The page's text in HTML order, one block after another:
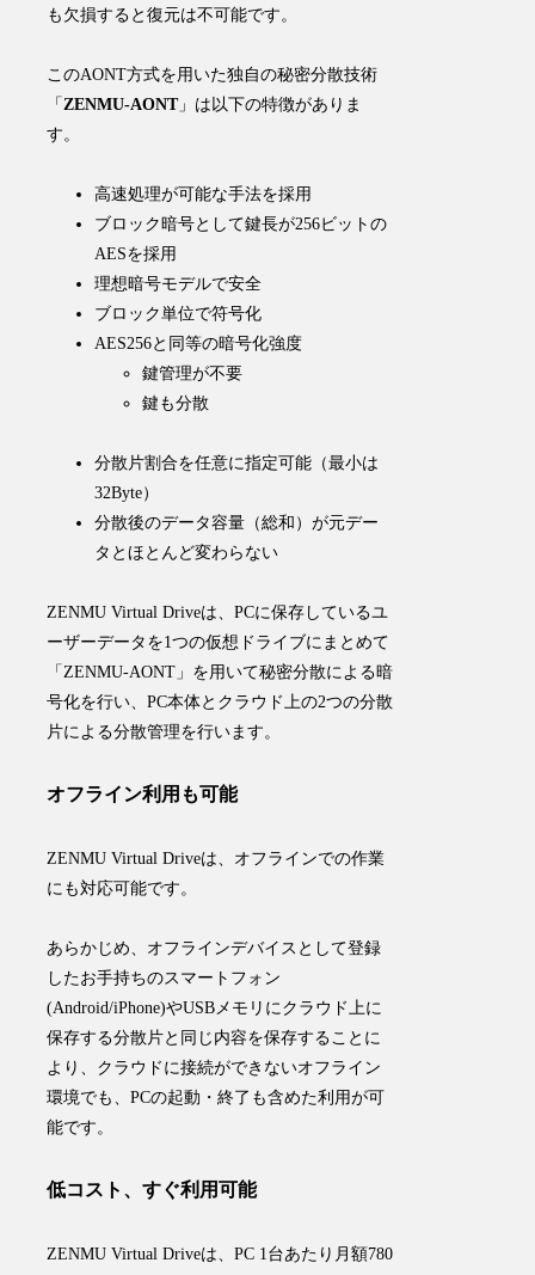
も欠損すると復元は不可能です。
このAONT方式を用いた独自の秘密分散技術
「 ZENMU-AONT」 は以下の特徴がありま
す。
高速処理が可能な手法を採用
ブロック暗号として鍵長が256ビットの
AESを採用
理想暗号モデルで安全
ブロック単位で符号化
AES256と同等の暗号化強度
鍵管理が不要
鍵も分散
分散片割合を任意に指定可能（最小は
32Byte）
分散後のデータ容量（総和）が元デー
タとほとんど変わらない
ZENMU Virtual Driveは、PCに保存しているユ
ーザーデータを1つの仮想ドライブにまとめて
「ZENMU-AONT」を用いて秘密分散による暗
号化を行い、PC本体とクラウド上の2つの分散
片による分散管理を行います。
オフライン利用も可能
ZENMU Virtual Driveは、 オフラインでの作業
にも対応可能です。
あらかじめ、オフラインデバイスとして登録
したお手持ちのスマートフォン
(Android/iPhone)やUSBメモリにクラウド上に
保存する分散片と同じ内容を保存することに
より、クラウドに接続ができないオフライン
環境でも、PCの起動・終了も含めた利用が可
能です。
低コスト、すぐ利用可能
ZENMU Virtual Driveは、PC 1台あたり月額780